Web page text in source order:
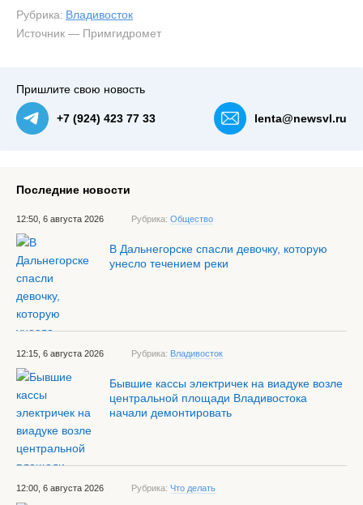
Рубрика: Владивосток
Источник — Примгидромет
Пришлите свою новость
+7 (924) 423 77 33 lenta@newsvl.ru
Последние новости
12:50, 6 августа 2026 Рубрика: Общество
В Дальнегорске спасли девочку, которую
унесло течением реки
12:15, 6 августа 2026 Рубрика: Владивосток
Бывшие кассы электричек на виадуке возле
центральной площади Владивостока
начали демонтировать
12:00, 6 августа 2026 Рубрика: Что делать